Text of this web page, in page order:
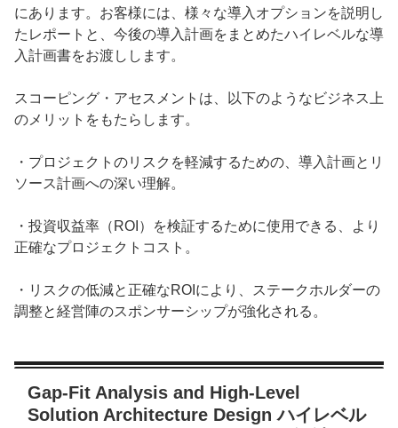
にあります。お客様には、様々な導入オプションを説明し
たレポートと、今後の導入計画をまとめたハイレベルな導
入計画書をお渡しします。
スコーピング・アセスメントは、以下のようなビジネス上
のメリットをもたらします。
・プロジェクトのリスクを軽減するための、導入計画とリ
ソース計画への深い理解。
・投資収益率（ROI）を検証するために使用できる、より
正確なプロジェクトコスト。
・リスクの低減と正確なROIにより、ステークホルダーの
調整と経営陣のスポンサーシップが強化される。
Gap-Fit Analysis and High-Level
Solution Architecture Design ハイレベル